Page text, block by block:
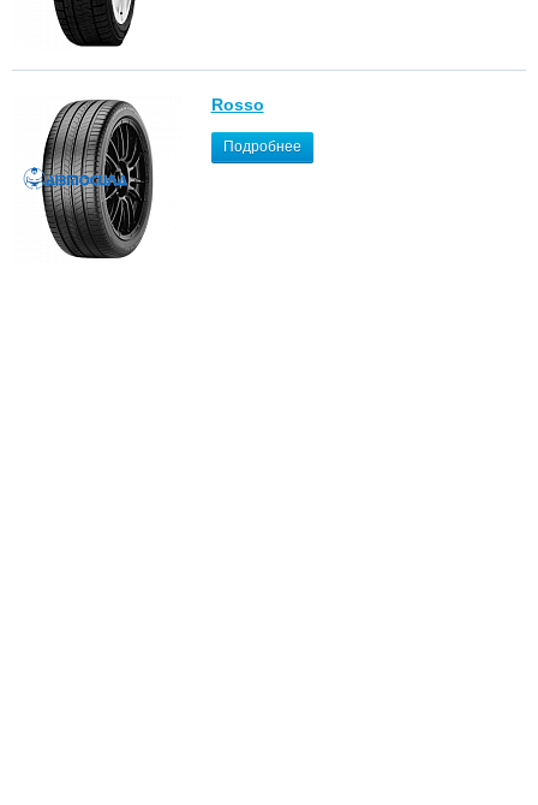
Rosso
Подробнее